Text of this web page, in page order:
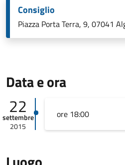
Consiglio
Piazza Porta Terra, 9, 07041
Data e ora
22
settembre
2015
ore 18:00